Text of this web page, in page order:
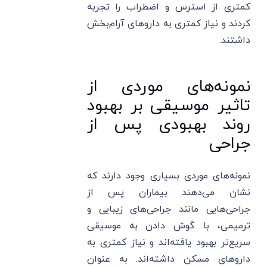
کمتری از استرس و اضطراب را تجربه
کردند و نیاز کمتری به داروهای آرام‌بخش
داشتند.
نمونه‌های موردی از
تاثیر موسیقی بر بهبود
روند بهبودی پس از
جراحی
نمونه‌های موردی بسیاری وجود دارند که
نشان می‌دهند بیماران پس از
جراحی‌هایی مانند جراحی‌های زیبایی و
ترمیمی، با گوش دادن به موسیقی
سریع‌تر بهبود یافته‌اند و نیاز کمتری به
داروهای مسکن داشته‌اند. به عنوان